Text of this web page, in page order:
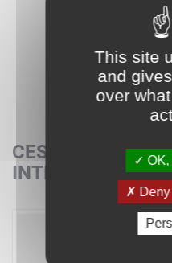
CES SETS
INTÉRESSER
This site
and
over
OK,